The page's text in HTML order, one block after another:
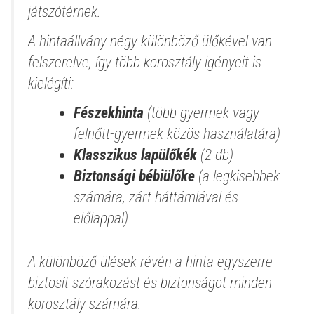
játszótérnek.
A hintaállvány négy különböző ülőkével van
felszerelve, így több korosztály igényeit is
kielégíti:
Fészekhinta (több gyermek vagy
felnőtt-gyermek közös használatára)
Klasszikus lapülőkék(2 db)
Biztonsági bébiülőke(a legkisebbek
számára, zárt háttámlával és
előlappal)
A különböző ülések révén a hinta egyszerre
biztosít szórakozást és biztonságot minden
korosztály számára.